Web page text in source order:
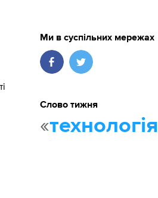
Ми в суспільних мережах
Слово тижня
«технологія